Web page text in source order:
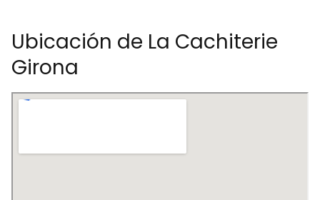
Ubicación de La Cachiterie
Girona